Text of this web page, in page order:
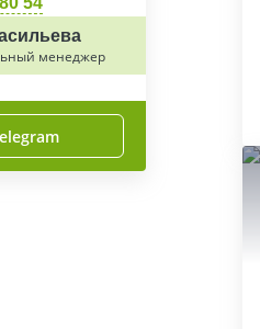
менеджер